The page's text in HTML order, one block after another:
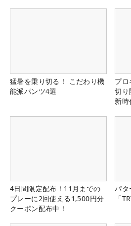
猛暑を乗り切る！ こだわり機
能派パンツ4選
プ
切り
新時
4日間限定配布！11月までの
プレーに2回使える1,500円分
クーポン配布中！
パタ
「